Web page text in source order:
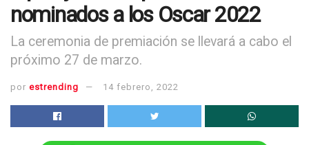
nominados a los Oscar 2022
La ceremonia de premiación se llevará a cabo el
próximo 27 de marzo.
por estrending 14 febrero, 2022